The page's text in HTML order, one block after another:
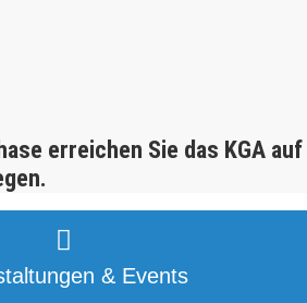
erreichen Sie das KGA auf
& Events